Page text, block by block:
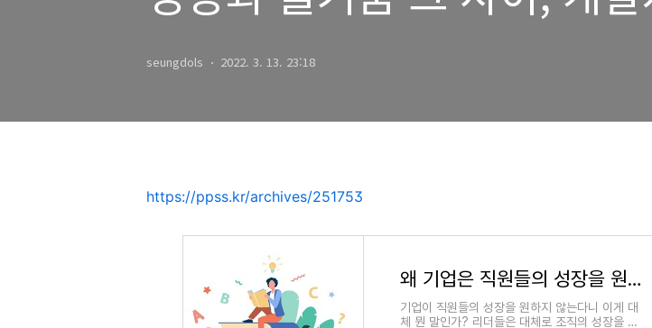
seungdols 2022. 3. 13. 23:18
https://ppss.kr/archives/251753
왜 기업은 직원들의 성장을 원하지 않을까?
기업이 직원들의 성장을 원하지 않는다니 이게 대
체 뭔 말인가? ​리더들은 대체로 조직의 성장을 원